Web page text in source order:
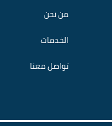
من نحن
الخدمات
تواصل معنا